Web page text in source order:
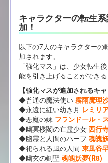
キャラクターの転生
加！
以下の7人のキャラクターの
加されます。
「強化マス」は、少女転生
能を引き上げることができる
【強化マスが追加されるキャ
◆普通の魔法使い 霧雨魔理
◆永遠に紅い幼き月 レミリ
◆悪魔の妹 フランドール・
◆幽冥楼閣の亡霊少女 西行
◆幽霊と人間のハーフ 魂魄
◆祀られる風の人間 東風谷
◆幽玄の剣聖 魂魄妖夢(R8)